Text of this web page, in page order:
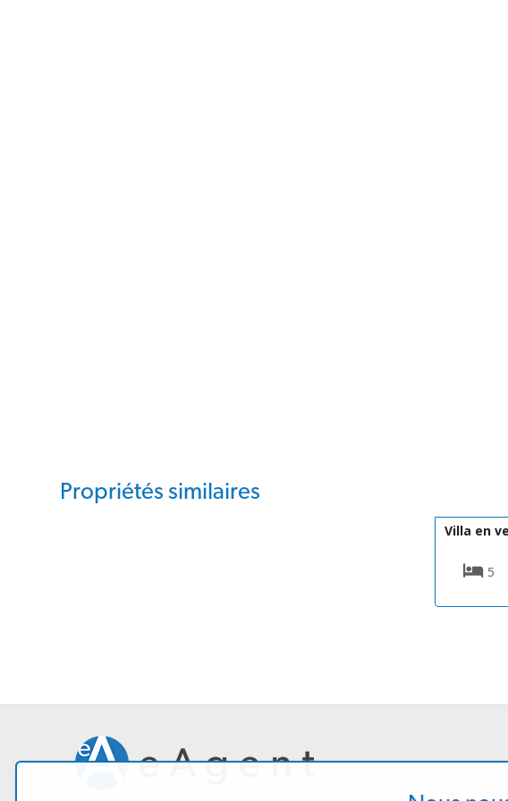
Propriétés similaires
Villa en
5